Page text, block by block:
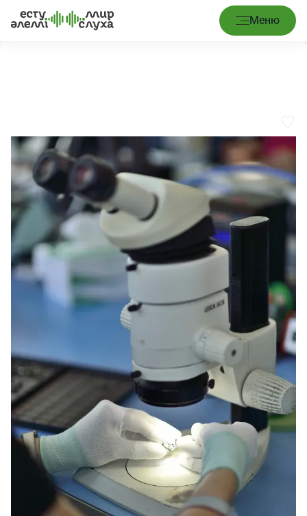
Меню
Главная / Услуги Технический осмотр